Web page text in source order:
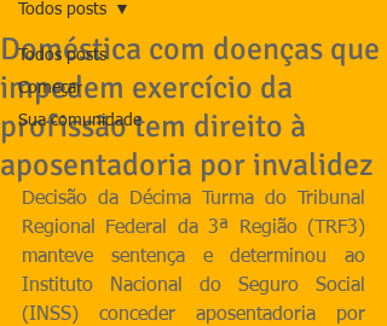
Todos posts
Começar
Sua comunidade
Todos posts
Doméstica com doenças que
impedem exercício da
profissão tem direito à
aposentadoria por invalidez
Decisão da Décima Turma do Tribunal
Regional Federal da 3ª Região (TRF3)
manteve sentença e determinou ao
Instituto Nacional do Seguro Social
(INSS) conceder aposentadoria por